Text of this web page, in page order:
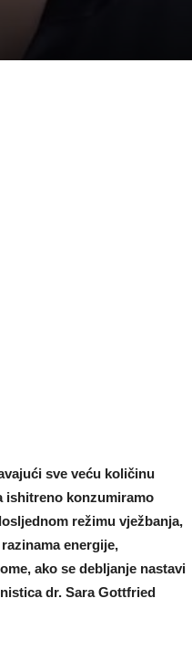
sve veću količinu
ishitreno konzumiramo
režimu vježbanja,
energije,
ako se debljanje nastavi
dr. Sara Gottfried